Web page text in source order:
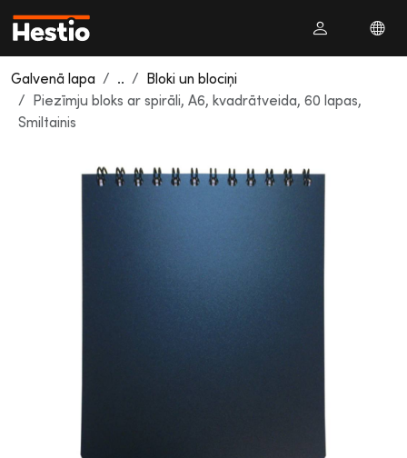
Galvenā lapa ..
Bloki un blociņi
Piezīmju bloks ar spirāli, A6, kvadrātveida, 60 lapas,
Smiltainis